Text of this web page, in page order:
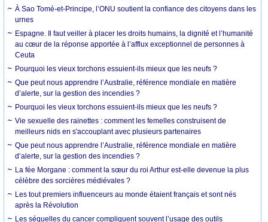
À Sao Tomé-et-Principe, l’ONU soutient la confiance des citoyens dans les
urnes
Espagne. Il faut veiller à placer les droits humains, la dignité et l’humanité
au cœur de la réponse apportée à l’afflux exceptionnel de personnes à
Ceuta
Pourquoi les vieux torchons essuient-ils mieux que les neufs ?
Que peut nous apprendre l’Australie, référence mondiale en matière
d’alerte, sur la gestion des incendies ?
Pourquoi les vieux torchons essuient-ils mieux que les neufs ?
Vie sexuelle des rainettes : comment les femelles construisent de
meilleurs nids en s'accouplant avec plusieurs partenaires
Que peut nous apprendre l’Australie, référence mondiale en matière
d’alerte, sur la gestion des incendies ?
La fée Morgane : comment la sœur du roi Arthur est-elle devenue la plus
célèbre des sorcières médiévales ?
Les tout premiers influenceurs au monde étaient français et sont nés
après la Révolution
Les séquelles du cancer compliquent souvent l’usage des outils